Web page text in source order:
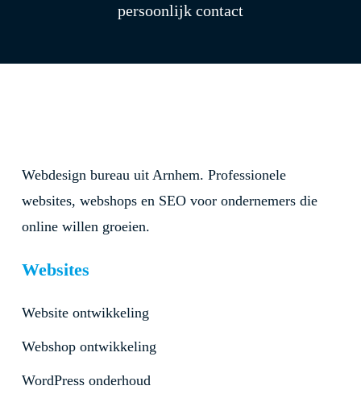
persoonlijk contact
Webdesign bureau uit Arnhem. Professionele
websites, webshops en SEO voor ondernemers die
online willen groeien.
Websites
Website ontwikkeling
Webshop ontwikkeling
WordPress onderhoud